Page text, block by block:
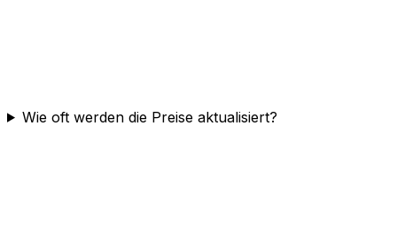
Wie oft werden die Preise aktualisiert?